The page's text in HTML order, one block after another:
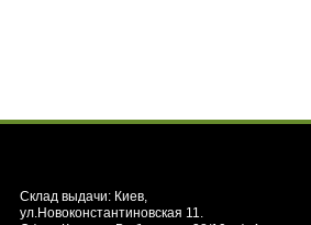
Склад выдачи: Киев,
ул.Новоконстантиновская 11.